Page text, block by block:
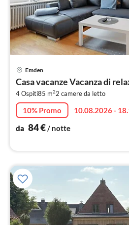
Emden
Casa vacanze Vacanza di
4 Ospiti85 m22 camere da letto
10% Promo
10.08.2026 -
da 84€/ notte